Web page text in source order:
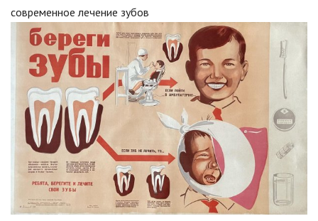
современное лечение зубов